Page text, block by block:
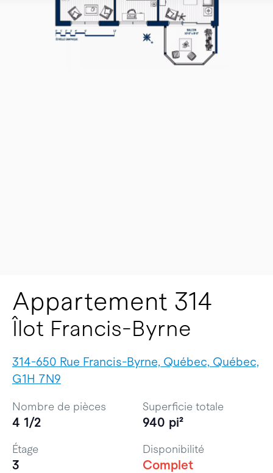
Appartement 314
Îlot Francis-Byrne
314-650 Rue Francis-Byrne, Québec, Québec,
G1H 7N9
Nombre de pièces
4 1/2
Superficie totale
940 pi²
Étage
3
Disponibilité
Complet